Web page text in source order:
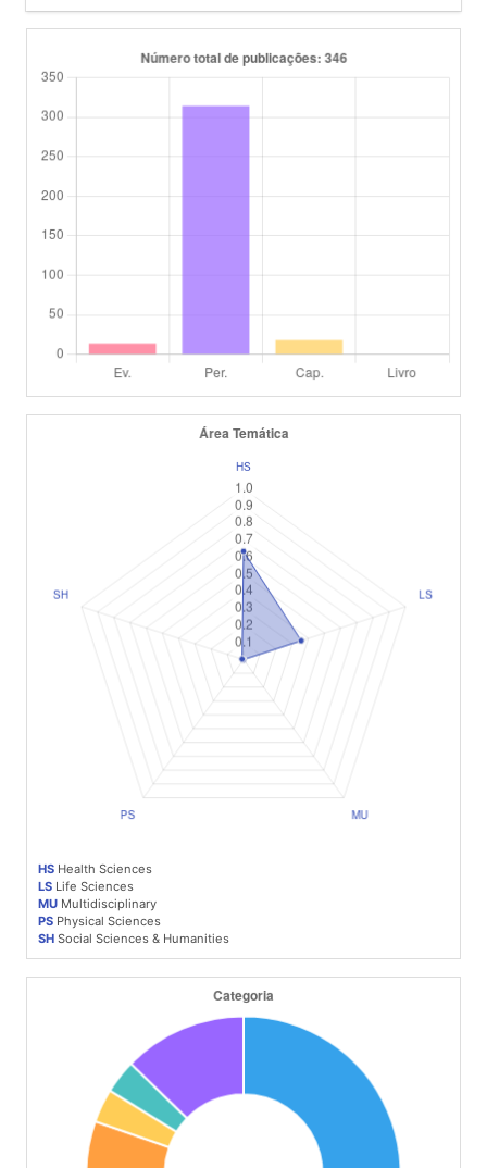
HS Health Sciences
LS Life Sciences
MU Multidisciplinary
PS Physical Sciences
SH Social Sciences & Humanities